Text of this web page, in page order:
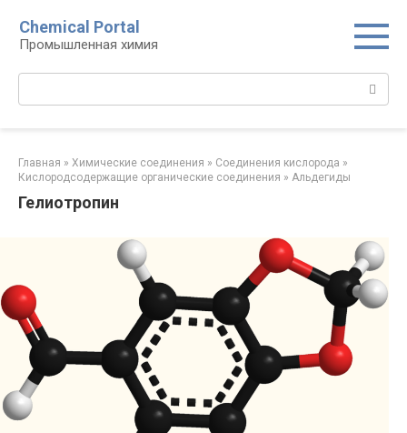
контенту
Chemical Portal
Промышленная химия
Главная » Химические соединения » Соединения кислорода‎ »
Кислородсодержащие органические соединения‎ » Альдегиды
Гелиотропин